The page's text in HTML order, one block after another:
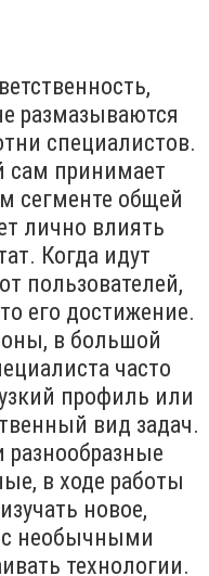
размазываются
специалистов.
сам принимает
сегменте общей
лично влиять
Когда идут
пользователей,
его достижение.
в большой
часто
профиль или
вид задач.
разнообразные
в ходе работы
новое,
с необычными
технологии.